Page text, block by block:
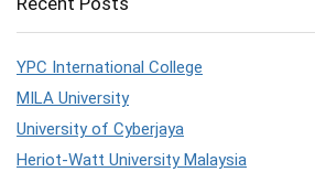
YPC International College
MILA University
University of Cyberjaya
Heriot-Watt University Malaysia